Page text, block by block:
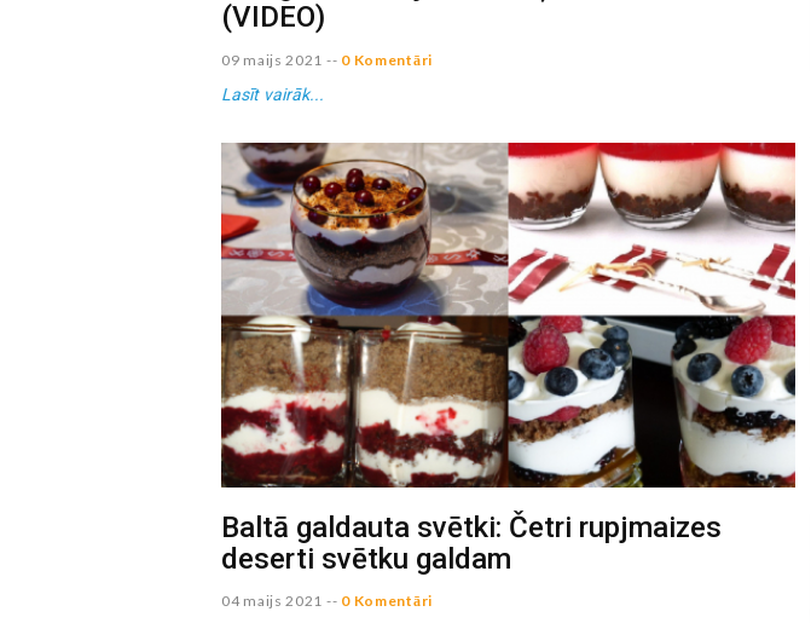
(VIDEO)
09 maijs 2021 -- 0 Komentāri
Lasīt vairāk...
Baltā galdauta svētki: Četri rupjmaizes
deserti svētku galdam
04 maijs 2021 -- 0 Komentāri